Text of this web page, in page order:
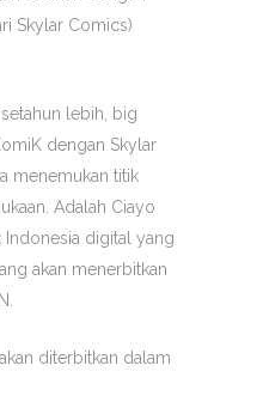
Skylar Comics)
lebih, big
dengan Skylar
menemukan titik
Adalah Ciayo
digital yang
akan menerbitkan
diterbitkan dalam